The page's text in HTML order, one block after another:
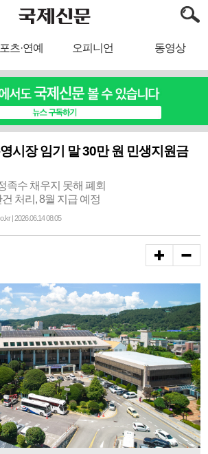
츠·연예 오피니언 동영상
시장 임기 말 30만 원 민생지원금
족수 채우지 못해 폐회
처리, 8월 지급 예정
| 2026.06.14 08:05